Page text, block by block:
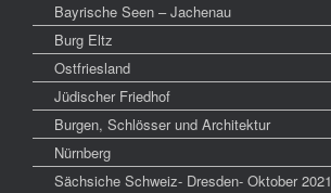
Bayrische Seen – Jachenau
Burg Eltz
Ostfriesland
Jüdischer Friedhof
Burgen, Schlösser und Architektur
Nürnberg
Sächsiche Schweiz- Dresden- Oktober 2021